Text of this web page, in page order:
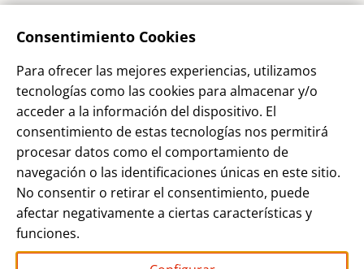
Contacto
Sostenibilidad
Blog
Alta Cliente
Aviso Legal
Términos y Condiciones
Política de privacidad
Consentimiento Cookies
Para ofrecer las mejores experiencias, utilizamos
tecnologías como las cookies para almacenar y/o
acceder a la información del dispositivo. El
consentimiento de estas tecnologías nos permitirá
procesar datos como el comportamiento de
navegación o las identificaciones únicas en este sitio.
No consentir o retirar el consentimiento, puede
afectar negativamente a ciertas características y
funciones.